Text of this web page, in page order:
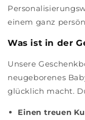
einem ganz
Was ist in der
Unsere
neugeborenes
glücklich macht.
Einen treuen